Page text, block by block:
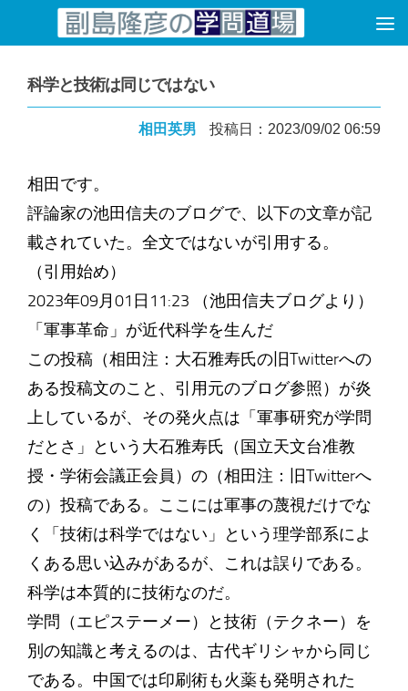
コンテンツへスキップ
科学と技術は同じではない
相田英男 投稿日：2023/09/02 06:59
相田です。
評論家の池田信夫のブログで、以下の文章が記
載されていた。全文ではないが引用する。
（引用始め）
2023年09月01日11:23 （池田信夫ブログより）
「軍事革命」が近代科学を生んだ
この投稿（相田注：大石雅寿氏の旧Twitterへの
ある投稿文のこと、引用元のブログ参照）が炎
上しているが、その発火点は「軍事研究が学問
だとさ」という大石雅寿氏（国立天文台准教
授・学術会議正会員）の（相田注：旧Twitterへ
の）投稿である。ここには軍事の蔑視だけでな
く「技術は科学ではない」という理学部系によ
くある思い込みがあるが、これは誤りである。
科学は本質的に技術なのだ。
学問（エピステーメー）と技術（テクネー）を
別の知識と考えるのは、古代ギリシャから同じ
である。中国では印刷術も火薬も発明された